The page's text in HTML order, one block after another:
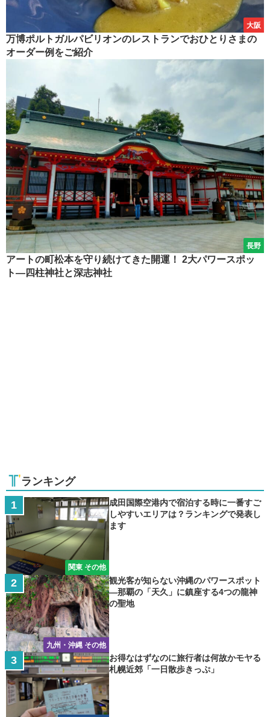
大阪
万博ポルトガルパビリオンのレストランでおひとりさまの
オーダー例をご紹介
長野
アートの町松本を守り続けてきた開運！ 2大パワースポッ
ト―四柱神社と深志神社
ランキング
関東 その他
成田国際空港内で宿泊する時に一番すご
しやすいエリアは？ランキングで発表し
ます
九州・沖縄 その他
観光客が知らない沖縄のパワースポット
―那覇の「天久」に鎮座する4つの龍神
の聖地
お得なはずなのに旅行者は何故かモヤる
札幌近郊「一日散歩きっぷ」